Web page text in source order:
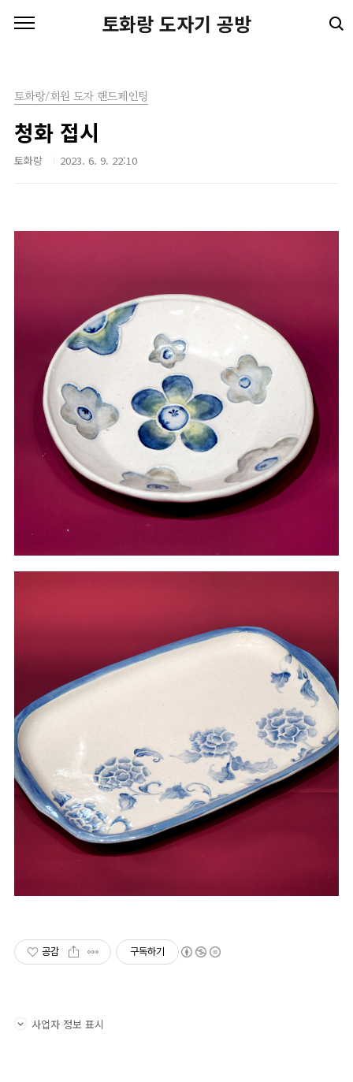
토화랑 도자기 공방
토화랑/회원 도자 핸드페인팅
청화 접시
토화랑 2023. 6. 9. 22:10
공감 구독하기
사업자 정보 표시